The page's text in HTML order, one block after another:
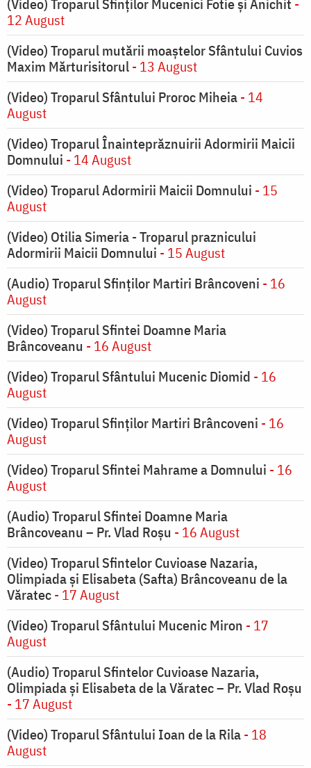
(Video) Troparul Sfinților Mucenici Fotie și Anichit -
12 August
(Video) Troparul mutării moaștelor Sfântului Cuvios
Maxim Mărturisitorul- 13 August
(Video) Troparul Sfântului Proroc Miheia- 14
August
(Video) Troparul Înainteprăznuirii Adormirii Maicii
Domnului - 14 August
(Video) Troparul Adormirii Maicii Domnului - 15
August
(Video) Otilia Simeria - Troparul praznicului
Adormirii Maicii Domnului - 15 August
(Audio) Troparul Sfinților Martiri Brâncoveni - 16
August
(Video) Troparul Sfintei Doamne Maria
Brâncoveanu - 16 August
(Video) Troparul Sfântului Mucenic Diomid - 16
August
(Video) Troparul Sfinților Martiri Brâncoveni - 16
August
(Video) Troparul Sfintei Mahrame a Domnului - 16
August
(Audio) Troparul Sfintei Doamne Maria
Brâncoveanu – Pr. Vlad Roșu - 16 August
(Video) Troparul Sfintelor Cuvioase Nazaria,
Olimpiada și Elisabeta (Safta) Brâncoveanu de la
Văratec- 17 August
(Video) Troparul Sfântului Mucenic Miron - 17
August
(Audio) Troparul Sfintelor Cuvioase Nazaria,
Olimpiada și Elisabeta de la Văratec – Pr. Vlad Roșu
- 17 August
(Video) Troparul Sfântului Ioan de la Rila- 18
August